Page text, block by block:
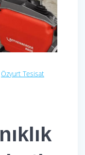
Özyurt Tesisat